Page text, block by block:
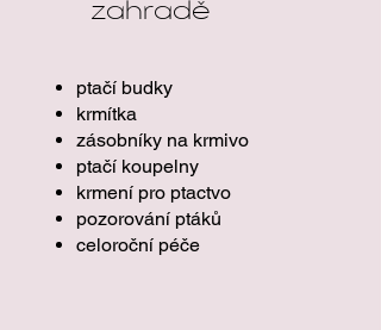
zahradě
ptačí budky
krmítka
zásobníky na krmivo
ptačí koupelny
krmení pro ptactvo
pozorování ptáků
celoroční péče